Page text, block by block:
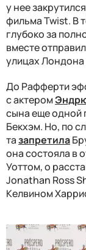
у нее
фильма Twist. В
глубоко за
вместе
улицах
До Рафферти
с актером
сына еще одной
Бекхэм. Но, по
тазапретила
она состояла в
Уоттом, о
Jonathan Ross
Келвином